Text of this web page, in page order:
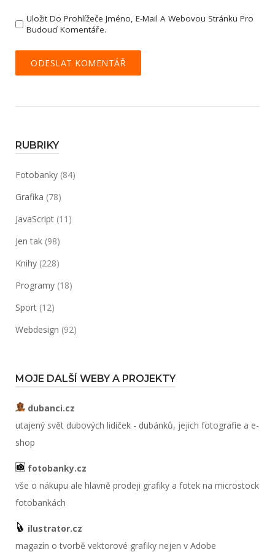
Uložit Do Prohlížeče Jméno, E-Mail A Webovou Stránku Pro
Budoucí Komentáře.
RUBRIKY
Fotobanky (84)
Grafika (78)
JavaScript (11)
Jen tak (98)
Knihy (228)
Programy (18)
Sport (12)
Webdesign (92)
MOJE DALŠÍ WEBY A PROJEKTY
dubanci.cz
utajený svět dubových lidiček - dubánků, jejich fotografie a e-
shop
fotobanky.cz
vše o nákupu ale hlavně prodeji grafiky a fotek na microstock
fotobankách
ilustrator.cz
magazín o tvorbě vektorové grafiky nejen v Adobe